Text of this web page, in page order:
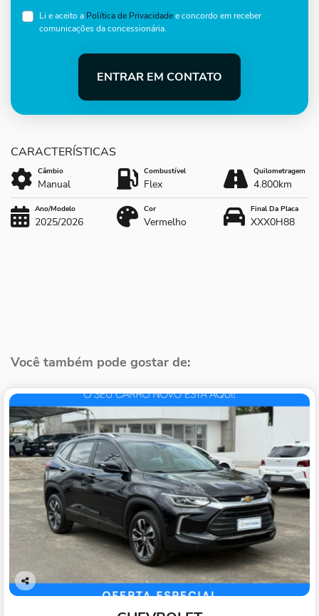
Li e aceito a Política de Privacidadee concordo em receber
comunicações da concessionária.
ENTRAR EM CONTATO
Câmbio
Manual
Combustível
Flex
Quilometragem
4.800km
Ano/Modelo
2025/2026
Cor
Vermelho
Final Da Placa
XXX0H88
Você também pode gostar de:
Co